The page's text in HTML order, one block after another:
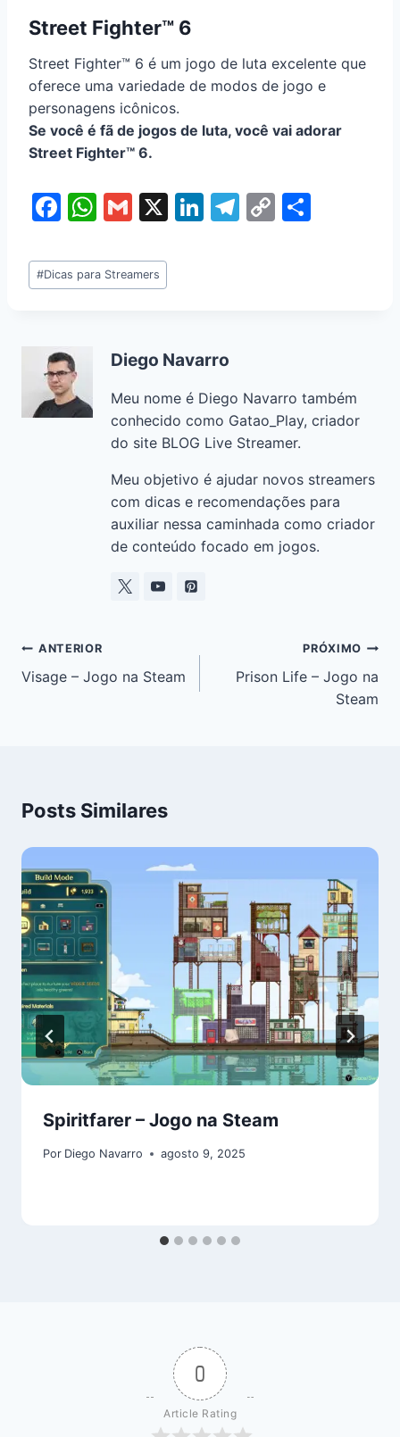
Street Fighter™ 6
Street Fighter™ 6 é um jogo de luta excelente que
oferece uma variedade de modos de jogo e
personagens icônicos.
Se você é fã de jogos de luta, você vai adorar
Street Fighter™ 6.
F
c
e
o
o
k
W
at
s
p
G
ai
l
X
Li
n
T
C
#Dicas para Streamers
Diego Navarro
Meu nome é Diego Navarro também
conhecido como Gatao_Play, criador
do site BLOG Live Streamer.
Meu objetivo é ajudar novos streamers
com dicas e recomendações para
auxiliar nessa caminhada como criador
de conteúdo focado em jogos.
ANTERIOR
Visage – Jogo na Steam
PRÓXIMO
Prison Life – Jogo na
Steam
Posts Similares
Spiritfarer – Jogo na Steam
Por Diego Navarro agosto 9, 2025
0
Article Rating